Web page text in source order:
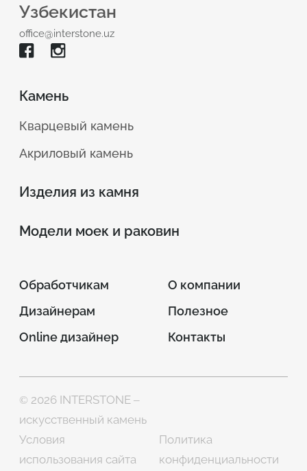
Узбекистан
office@interstone.uz
Камень
Кварцевый камень
Акриловый камень
Изделия из камня
Модели моек и раковин
Обработчикам
Дизайнерам
Online дизайнер
О компании
Полезное
Контакты
© 2026 INTERSTONE –
искусственный камень
Условия
использования сайта
Политика
конфиденциальности